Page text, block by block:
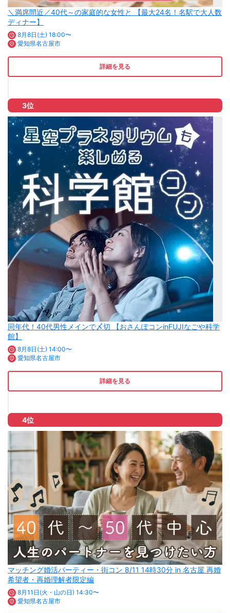
＼満席間近／40代～の家庭的な女性と 【最大24名！名駅で大人数
ディナー】
8月8日(土) 18:00〜
愛知県名古屋市
詳細を見る
3位
同年代！40代男性メインで〆切 【おさんぽコンinFUJIなごや科学
館】
8月8日(土) 14:00〜
愛知県名古屋市
詳細を見る
4位
マッチング婚活パーティー・街コン 8/11 14時30分 in 名古屋 再婚
希望者・再婚理解者限定編
8月11日(火・山の日) 14:30〜
愛知県名古屋市